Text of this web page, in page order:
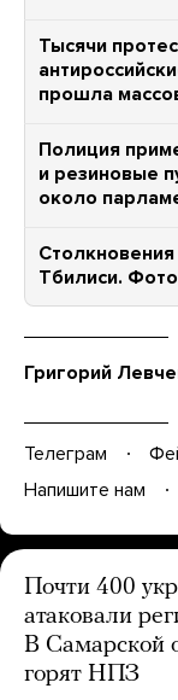
Тысячи
прошла
Полиция
и резиновые
около
Тбилиси.
Григорий
Телеграм
Напишите нам
Почти 400
атаковали
В Самарской
горят НПЗ